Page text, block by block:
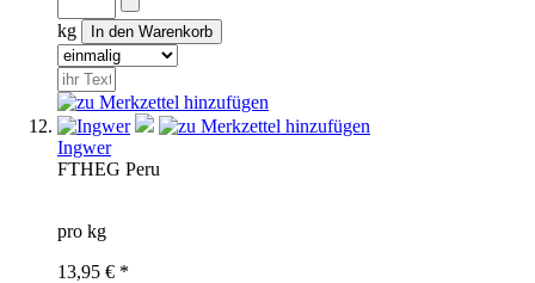
kg
Ingwer
FTHEG Peru
pro kg
13,95 € *